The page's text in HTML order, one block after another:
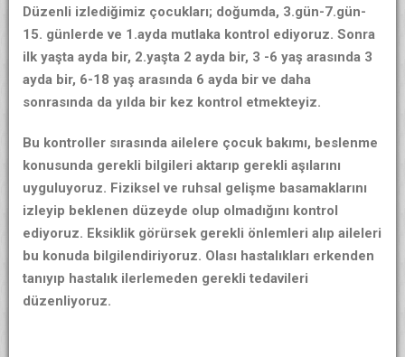
Düzenli izlediğimiz çocukları; doğumda, 3.gün-7.gün-
15. günlerde ve 1.ayda mutlaka kontrol ediyoruz. Sonra
ilk yaşta ayda bir, 2.yaşta 2 ayda bir, 3 -6 yaş arasında 3
ayda bir, 6-18 yaş arasında 6 ayda bir ve daha
sonrasında da yılda bir kez kontrol etmekteyiz.
Bu kontroller sırasında ailelere çocuk bakımı, beslenme
konusunda gerekli bilgileri aktarıp gerekli aşılarını
uyguluyoruz. Fiziksel ve ruhsal gelişme basamaklarını
izleyip beklenen düzeyde olup olmadığını kontrol
ediyoruz. Eksiklik görürsek gerekli önlemleri alıp aileleri
bu konuda bilgilendiriyoruz. Olası hastalıkları erkenden
tanıyıp hastalık ilerlemeden gerekli tedavileri
düzenliyoruz.